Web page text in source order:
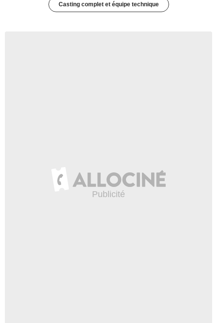
Casting complet et équipe technique